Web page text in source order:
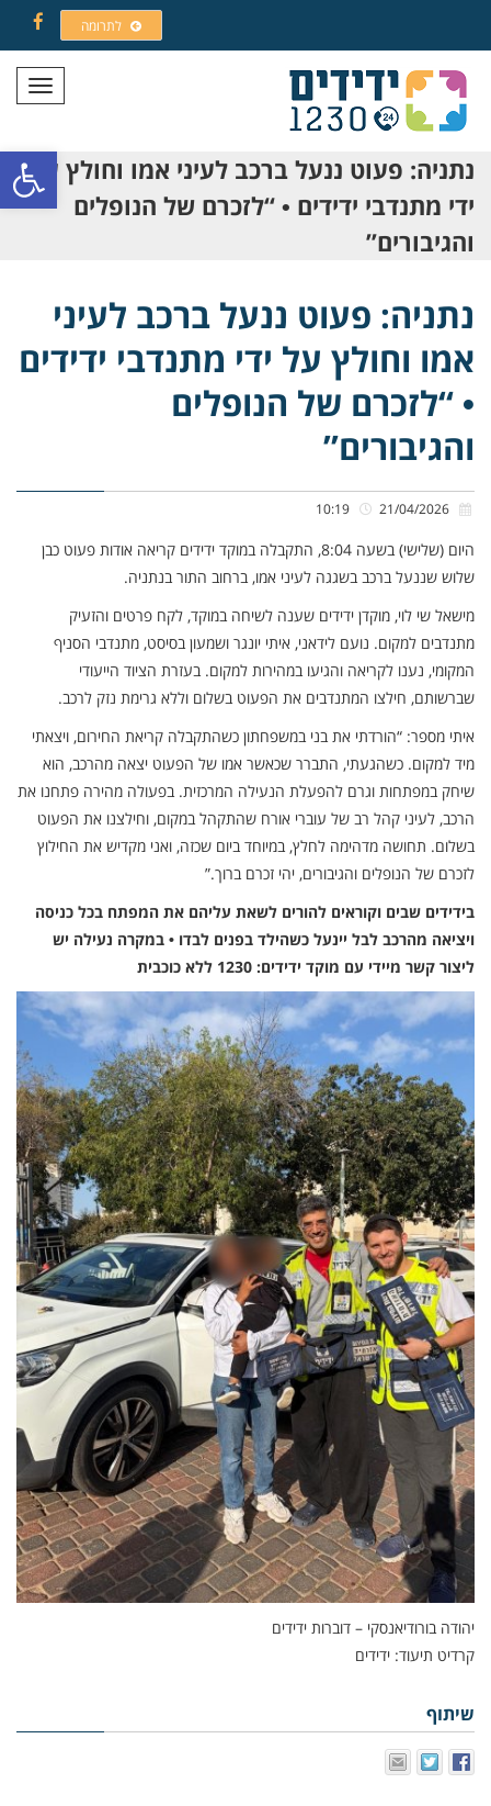
פתח
לתרומה
תפריט
נתניה: פעוט ננעל ברכב לעיני אמו וחולץ על
ידי מתנדבי ידידים • “לזכרם של הנופלים
והגיבורים”
נתניה: פעוט ננעל ברכב לעיני
אמו וחולץ על ידי מתנדבי ידידים
• “לזכרם של הנופלים
והגיבורים”
היום (שלישי) בשעה 8:04, התקבלה במוקד ידידים קריאה אודות פעוט כבן
שלוש שננעל ברכב בשגגה לעיני אמו, ברחוב התור בנתניה.
מישאל שי לוי, מוקדן ידידים שענה לשיחה במוקד, לקח פרטים והזעיק
מתנדבים למקום. נועם לידאני, איתי יונגר ושמעון בסיסט, מתנדבי הסניף
המקומי, נענו לקריאה והגיעו במהירות למקום. בעזרת הציוד הייעודי
שברשותם, חילצו המתנדבים את הפעוט בשלום וללא גרימת נזק לרכב.
איתי מספר: “הורדתי את בני במשפחתון כשהתקבלה קריאת החירום, ויצאתי
מיד למקום. כשהגעתי, התברר שכאשר אמו של הפעוט יצאה מהרכב, הוא
שיחק במפתחות וגרם להפעלת הנעילה המרכזית. בפעולה מהירה פתחנו את
הרכב, לעיני קהל רב של עוברי אורח שהתקהל במקום, וחילצנו את הפעוט
בשלום. תחושה מדהימה לחלץ, במיוחד ביום שכזה, ואני מקדיש את החילוץ
לזכרם של הנופלים והגיבורים, יהי זכרם ברוך.”
בידידים שבים וקוראים להורים לשאת עליהם את המפתח בכל כניסה
ויציאה מהרכב לבל יינעל כשהילד בפנים לבדו • במקרה נעילה יש
ליצור קשר מיידי עם מוקד ידידים: 1230 ללא כוכבית
יהודה בורודיאנסקי – דוברות ידידים
קרדיט תיעוד: ידידים
שיתוף